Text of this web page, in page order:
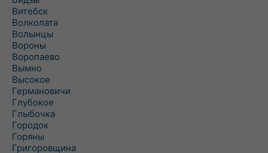
Витебск
Волколата
Волынцы
Вороны
Воропаево
Вымно
Высокое
Германовичи
Глубокое
Глыбочка
Городок
Горяны
Григоровщина